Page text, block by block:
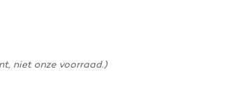
niet onze voorraad.)